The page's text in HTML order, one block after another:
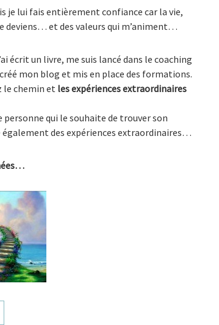
je lui fais entièrement confiance car la vie,
deviens… et des valeurs qui m’animent…
écrit un livre, me suis lancé dans le coaching
mon blog et mis en place des formations.
chemin etles expériences extraordinaires
personne qui le souhaite de trouver son
également des expériences extraordinaires…